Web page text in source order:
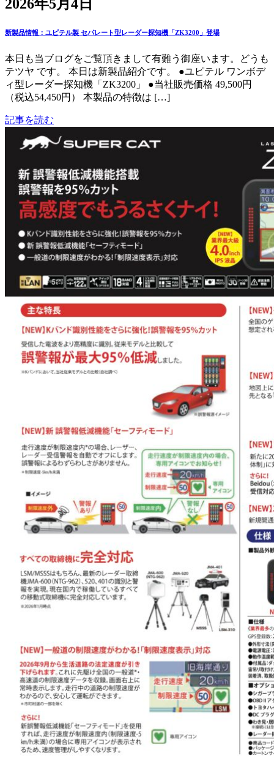
2026年5月4日
新製品情報：ユピテル製 セパレート型レーダー探知機「ZK3200」登場
本日も当ブログをご覧頂きまして有難う御座います。どうも
テツヤ です。 本日は新製品紹介です。 ●ユピテル ワンボデ
ィ型レーダー探知機「ZK3200」 ●当社販売価格 49,500円
（税込54,450円） 本製品の特徴は […]
記事を読む